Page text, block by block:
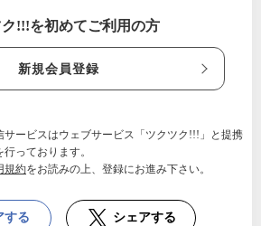
!!!を初めてご利用の方
新規会員登録
サービスはウェブサービス「ツクツク!!!」と提携
っております。
規約をお読みの上、登録にお進み下さい。
する シェアする